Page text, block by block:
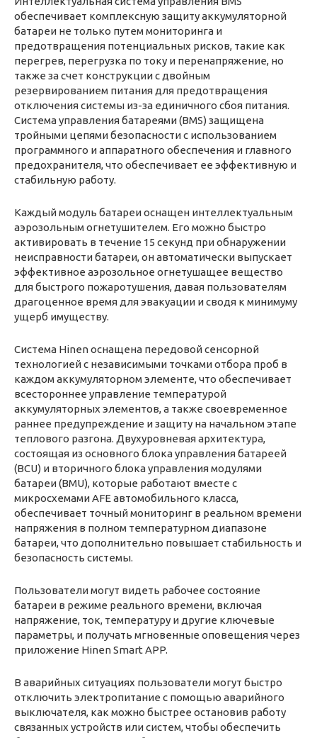
обеспечивает комплексную защиту аккумуляторной
батареи не только путем мониторинга и
предотвращения потенциальных рисков, такие как
перегрев, перегрузка по току и перенапряжение, но
также за счет конструкции с двойным
резервированием питания для предотвращения
отключения системы из-за единичного сбоя питания.
Система управления батареями (BMS) защищена
тройными цепями безопасности с использованием
программного и аппаратного обеспечения и главного
предохранителя, что обеспечивает ее эффективную и
стабильную работу.
Каждый модуль батареи оснащен интеллектуальным
аэрозольным огнетушителем. Его можно быстро
активировать в течение 15 секунд при обнаружении
неисправности батареи, он автоматически выпускает
эффективное аэрозольное огнетушащее вещество
для быстрого пожаротушения, давая пользователям
драгоценное время для эвакуации и сводя к минимуму
ущерб имуществу.
Система Hinen оснащена передовой сенсорной
технологией с независимыми точками отбора проб в
каждом аккумуляторном элементе, что обеспечивает
всестороннее управление температурой
аккумуляторных элементов, а также своевременное
раннее предупреждение и защиту на начальном этапе
теплового разгона. Двухуровневая архитектура,
состоящая из основного блока управления батареей
(BCU) и вторичного блока управления модулями
батареи (BMU), которые работают вместе с
микросхемами AFE автомобильного класса,
обеспечивает точный мониторинг в реальном времени
напряжения в полном температурном диапазоне
батареи, что дополнительно повышает стабильность и
безопасность системы.
Пользователи могут видеть рабочее состояние
батареи в режиме реального времени, включая
напряжение, ток, температуру и другие ключевые
параметры, и получать мгновенные оповещения через
приложение Hinen Smart APP.
В аварийных ситуациях пользователи могут быстро
отключить электропитание с помощью аварийного
выключателя, как можно быстрее остановив работу
связанных устройств или систем, чтобы обеспечить